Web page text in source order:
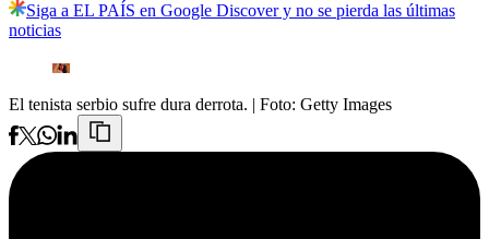
Siga a EL PAÍS en Google Discover y no se pierda las últimas
noticias
El tenista serbio sufre dura derrota. | Foto: Getty Images